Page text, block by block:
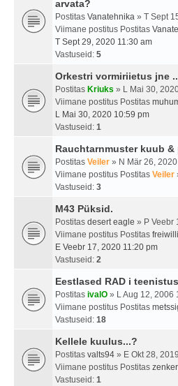
arvata?
Postitas Vanatehnika » T Sept
Viimane postitus Postitas
T Sept 29, 2020 11:30 am
Vastuseid: 5
Orkestri vormiriietus jne
Postitas Kriuks » L Mai 30,
Viimane postitus Postitas
L Mai 30, 2020 10:59 pm
Vastuseid: 1
Rauchtarnmuster kuub &
Postitas Veiler » N Mär 26,
Viimane postitus Postitas Veiler
Vastuseid: 3
M43 Püksid.
Postitas desert eagle » P Veebr
Viimane postitus Postitas
E Veebr 17, 2020 11:20 pm
Vastuseid: 2
Eestlased RAD i
Postitas ivalO » L Aug 12, 2006
Viimane postitus Postitas
Vastuseid: 18
Kellele kuulus...?
Postitas valts94 » E Okt 28,
Viimane postitus Postitas zenker
Vastuseid: 1